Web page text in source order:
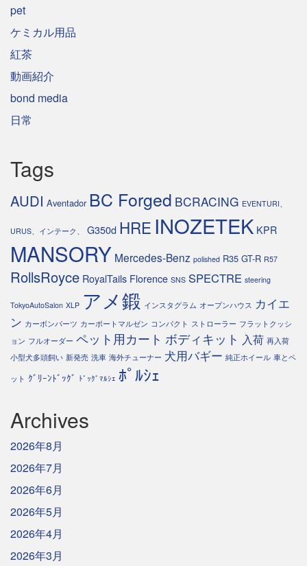
pet
ケミカル用品
紅茶
動画紹介
bond media
日常
Tags
AUDI Aventador BC Forged BCRACING EVENTURI、
URUS、インテーク、 G350d HRE INOZETEK KPR
MANSORY Mercedes-Benz polished R35 GT-R R57
RollsRoyce RoyalTails Florence SNS SPECTRE steering
TokyoAutoSalon XLP アメ鍛 インスタグラム オープンハウス カイエ
ン カーボンパーツ カーポートマルゼン コンパクト ストローラー フラットクッシ
ョン フルオーダー ペット用カート ボディキット 入荷 再入荷
小型犬多頭飼い 新発売 洗車 海外チューナー 犬用バギー 純正ホイール 車とペ
ット ｸﾞﾘｰﾝﾄﾞｯｸﾞ ﾄﾞｯｸﾞﾏﾙｼｪ ﾎﾟﾙｼｪ
Archives
2026年8月
2026年7月
2026年6月
2026年5月
2026年4月
2026年3月